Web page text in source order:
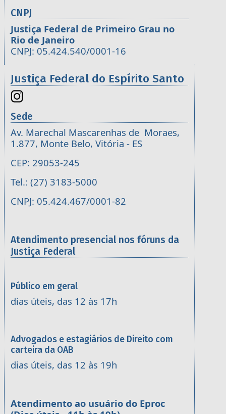
CNPJ
Justiça Federal de Primeiro Grau no
Rio de Janeiro
CNPJ: 05.424.540/0001-16
Justiça Federal do Espírito Santo
Sede
Av. Marechal Mascarenhas de Moraes,
1.877, Monte Belo, Vitória - ES
CEP: 29053-245
Tel.: (27) 3183-5000
CNPJ: 05.424.467/0001-82
Atendimento presencial nos fóruns da
Justiça Federal
Público em geral
dias úteis, das 12 às 17h
Advogados e estagiários de Direito com
carteira da OAB
dias úteis, das 12 às 19h
Atendimento ao usuário do Eproc